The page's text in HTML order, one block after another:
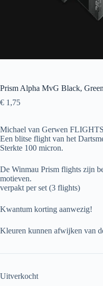
Prism Alpha MvG Black,
€ 1,75
Michael van Gerwen FLIGHTS
Een blitse flight van het
Sterkte 100 micron.
De Winmau Prism flights zijn
motieven.
verpakt per set (3 flights)
Kwantum korting aanwezig!
Kleuren kunnen afwijken van
Uitverkocht